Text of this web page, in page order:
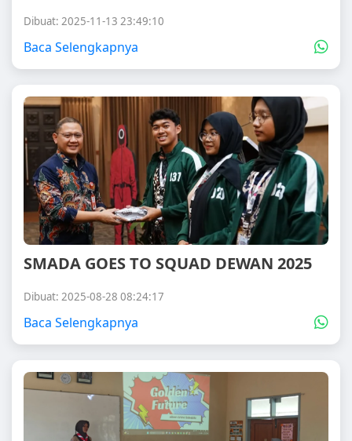
Dibuat: 2025-11-13 23:49:10
Baca Selengkapnya
SMADA GOES TO SQUAD DEWAN 2025
Dibuat: 2025-08-28 08:24:17
Baca Selengkapnya